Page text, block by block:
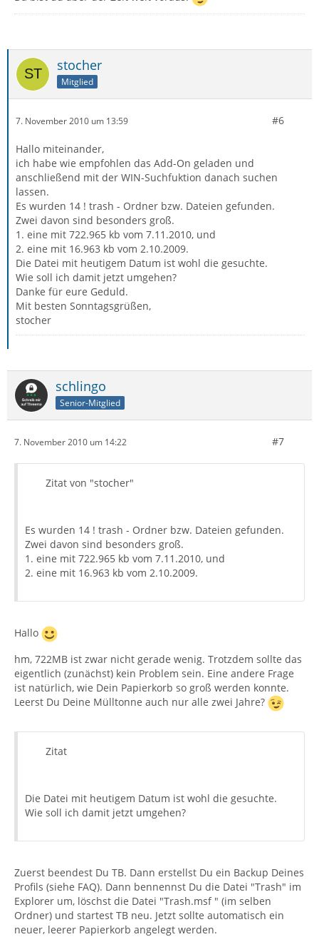
stocher
Mitglied
7. November 2010 um 13:59 #6
Hallo miteinander,
ich habe wie empfohlen das Add-On geladen und
anschließend mit der WIN-Suchfuktion danach suchen
lassen.
Es wurden 14 ! trash - Ordner bzw. Dateien gefunden.
Zwei davon sind besonders groß.
1. eine mit 722.965 kb vom 7.11.2010, und
2. eine mit 16.963 kb vom 2.10.2009.
Die Datei mit heutigem Datum ist wohl die gesuchte.
Wie soll ich damit jetzt umgehen?
Danke für eure Geduld.
Mit besten Sonntagsgrüßen,
stocher
schlingo
Senior-Mitglied
7. November 2010 um 14:22 #7
Zitat von "stocher"
Es wurden 14 ! trash - Ordner bzw. Dateien gefunden.
Zwei davon sind besonders groß.
1. eine mit 722.965 kb vom 7.11.2010, und
2. eine mit 16.963 kb vom 2.10.2009.
Hallo
hm, 722MB ist zwar nicht gerade wenig. Trotzdem sollte das
eigentlich (zunächst) kein Problem sein. Eine andere Frage
ist natürlich, wie Dein Papierkorb so groß werden konnte.
Leerst Du Deine Mülltonne auch nur alle zwei Jahre?
Zitat
Die Datei mit heutigem Datum ist wohl die gesuchte.
Wie soll ich damit jetzt umgehen?
Zuerst beendest Du TB. Dann erstellst Du ein Backup Deines
Profils (siehe FAQ). Dann bennennst Du die Datei "Trash" im
Explorer um, löschst die Datei "Trash.msf " (im selben
Ordner) und startest TB neu. Jetzt sollte automatisch ein
neuer, leerer Papierkorb angelegt werden.